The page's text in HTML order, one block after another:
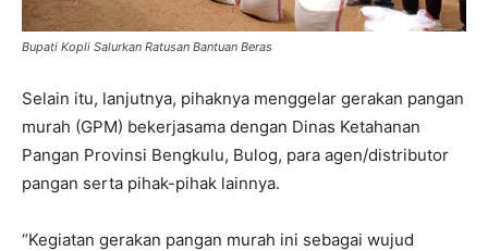
Bupati Kopli Salurkan Ratusan Bantuan Beras
Selain itu, lanjutnya, pihaknya menggelar gerakan pangan
murah (GPM) bekerjasama dengan Dinas Ketahanan
Pangan Provinsi Bengkulu, Bulog, para agen/distributor
pangan serta pihak-pihak lainnya.
“Kegiatan gerakan pangan murah ini sebagai wujud